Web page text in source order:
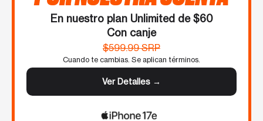
En nuestro plan Unlimited de $60
Con canje
$599.99 SRP
Cuando te cambias. Se aplican términos.
Ver Detalles →